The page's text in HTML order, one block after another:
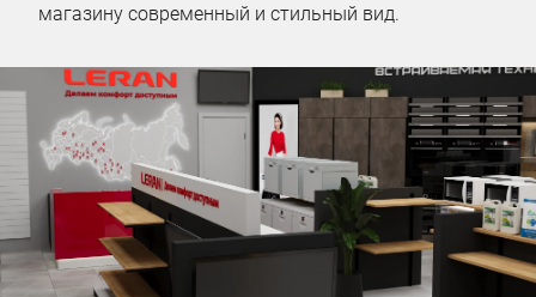
магазину современный и стильный вид.